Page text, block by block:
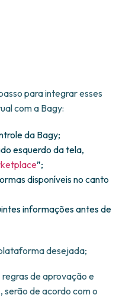
para integrar esses
com a Bagy:
da Bagy;
esquerdo da tela,
”;
disponíveis no canto
informações antes de
desejada;
de aprovação e
serão de acordo com o